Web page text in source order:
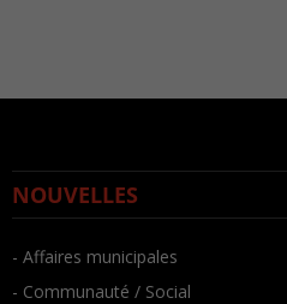
NOUVELLES
- Affaires municipales
- Communauté / Social